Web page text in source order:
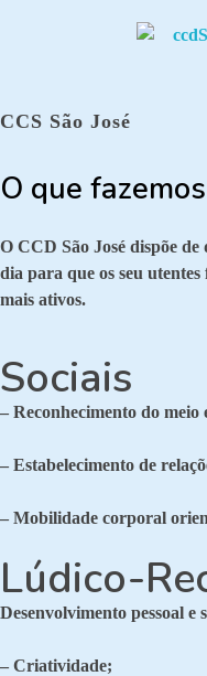
CCS São José
O que fazemos
O CCD São José dispõe
dia para que os seu
mais ativos.
Sociais
– Reconhecimento do meio
– Estabelecimento de
– Mobilidade corporal
Lúdico-
Desenvolvimento pessoal e
– Criatividade;